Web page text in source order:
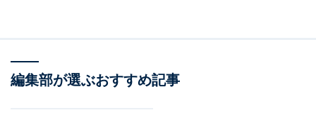
編集部が選ぶおすすめ記事